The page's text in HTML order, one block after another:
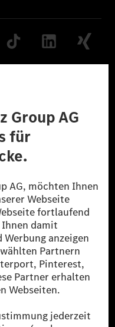
vorbehalten.
Benz Group durch
werden.
von MB.CHARGE
Sofern an der jeweiligen
Energien vorliegt,
Diese stellen
Public eine äquivalente
Stromnetz eingespeist wird.
die jünger
vorgeschriebenen
Light vehicles Test